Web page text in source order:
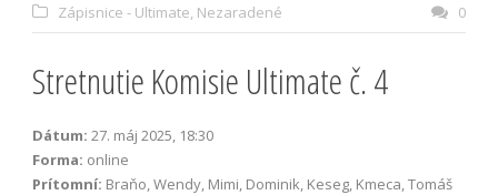
Zápisnice - Ultimate, Nezaradené 0
Stretnutie Komisie Ultimate č. 4
Dátum: 27. máj 2025, 18:30
Forma: online
Prítomní: Braňo, Wendy, Mimi, Dominik, Keseg, Kmeca, Tomáš